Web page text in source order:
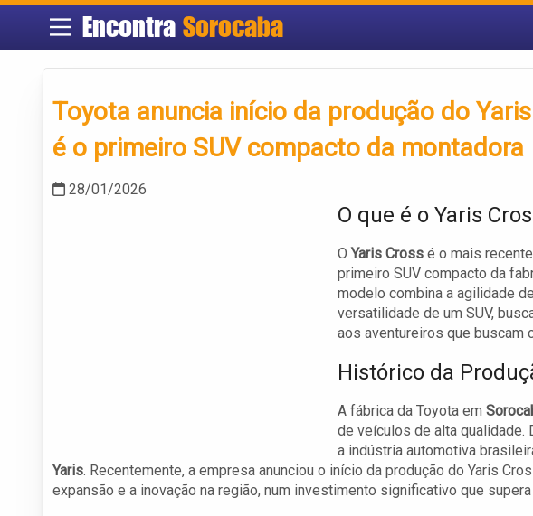
Encontra Sorocaba
Toyota anuncia início da produção do
é o primeiro SUV compacto da montadora
28/01/2026
O que é o Yaris
O Yaris Cross é o mais
primeiro SUV compacto da
modelo combina a agilidade
versatilidade de um SUV,
aos aventureiros que buscam
Histórico da
A fábrica da Toyota em
de veículos de alta qualidade.
a indústria automotiva
Yaris. Recentemente, a empresa anunciou o início da produção do Yaris
expansão e a inovação na região, num investimento significativo que